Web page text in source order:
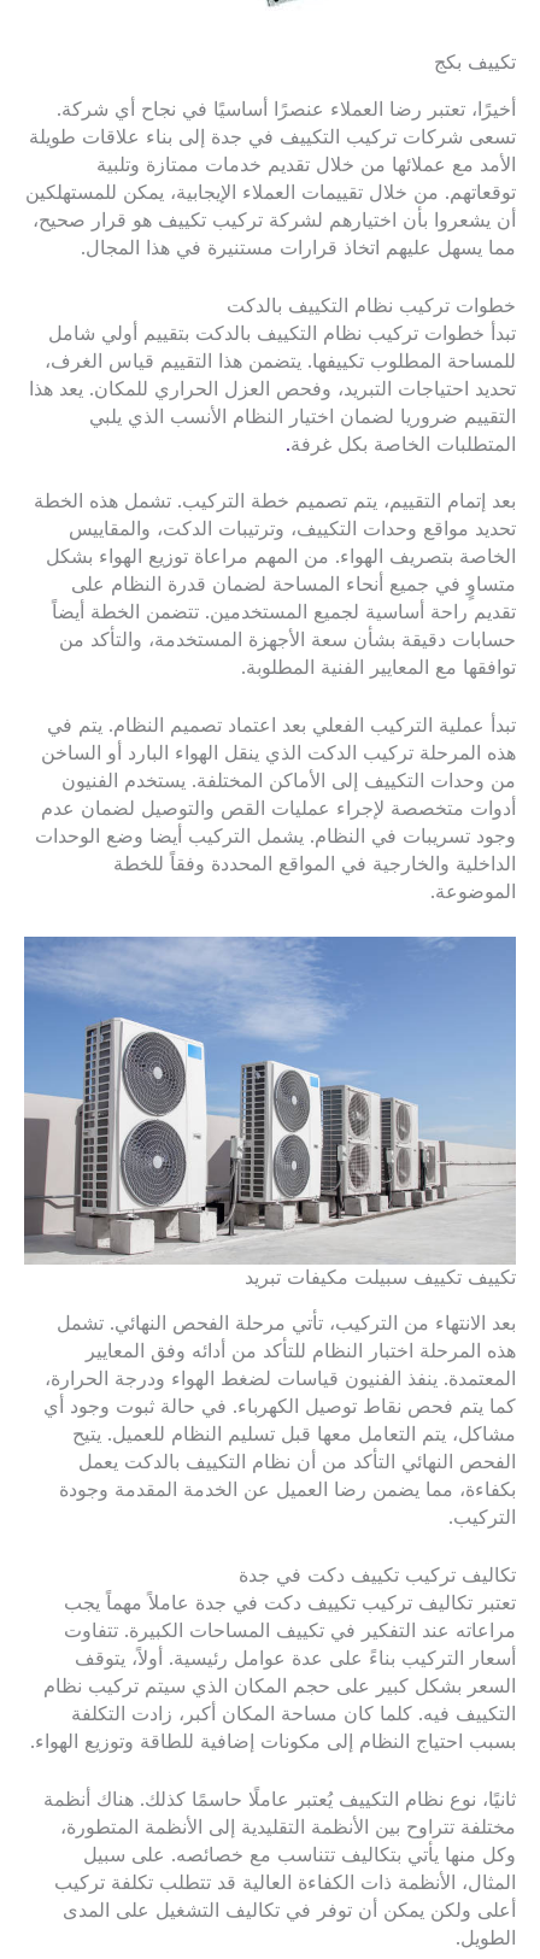
تكييف بكج
أخيرًا، تعتبر رضا العملاء عنصرًا أساسيًا في نجاح أي شركة.
تسعى شركات تركيب التكييف في جدة إلى بناء علاقات طويلة
الأمد مع عملائها من خلال تقديم خدمات ممتازة وتلبية
توقعاتهم. من خلال تقييمات العملاء الإيجابية، يمكن للمستهلكين
أن يشعروا بأن اختيارهم لشركة تركيب تكييف هو قرار صحيح،
مما يسهل عليهم اتخاذ قرارات مستنيرة في هذا المجال.
خطوات تركيب نظام التكييف بالدكت
تبدأ خطوات تركيب نظام التكييف بالدكت بتقييم أولي شامل
للمساحة المطلوب تكييفها. يتضمن هذا التقييم قياس الغرف،
تحديد احتياجات التبريد، وفحص العزل الحراري للمكان. يعد هذا
التقييم ضروريا لضمان اختيار النظام الأنسب الذي يلبي
المتطلبات الخاصة بكل غرفة.
بعد إتمام التقييم، يتم تصميم خطة التركيب. تشمل هذه الخطة
تحديد مواقع وحدات التكييف، وترتيبات الدكت، والمقاييس
الخاصة بتصريف الهواء. من المهم مراعاة توزيع الهواء بشكل
متساوٍ في جميع أنحاء المساحة لضمان قدرة النظام على
تقديم راحة أساسية لجميع المستخدمين. تتضمن الخطة أيضاً
حسابات دقيقة بشأن سعة الأجهزة المستخدمة، والتأكد من
توافقها مع المعايير الفنية المطلوبة.
تبدأ عملية التركيب الفعلي بعد اعتماد تصميم النظام. يتم في
هذه المرحلة تركيب الدكت الذي ينقل الهواء البارد أو الساخن
من وحدات التكييف إلى الأماكن المختلفة. يستخدم الفنيون
أدوات متخصصة لإجراء عمليات القص والتوصيل لضمان عدم
وجود تسريبات في النظام. يشمل التركيب أيضا وضع الوحدات
الداخلية والخارجية في المواقع المحددة وفقاً للخطة
الموضوعة.
تكييف تكييف سبيلت مكيفات تبريد
بعد الانتهاء من التركيب، تأتي مرحلة الفحص النهائي. تشمل
هذه المرحلة اختبار النظام للتأكد من أدائه وفق المعايير
المعتمدة. ينفذ الفنيون قياسات لضغط الهواء ودرجة الحرارة،
كما يتم فحص نقاط توصيل الكهرباء. في حالة ثبوت وجود أي
مشاكل، يتم التعامل معها قبل تسليم النظام للعميل. يتيح
الفحص النهائي التأكد من أن نظام التكييف بالدكت يعمل
بكفاءة، مما يضمن رضا العميل عن الخدمة المقدمة وجودة
التركيب.
تكاليف تركيب تكييف دكت في جدة
تعتبر تكاليف تركيب تكييف دكت في جدة عاملاً مهماً يجب
مراعاته عند التفكير في تكييف المساحات الكبيرة. تتفاوت
أسعار التركيب بناءً على عدة عوامل رئيسية. أولاً، يتوقف
السعر بشكل كبير على حجم المكان الذي سيتم تركيب نظام
التكييف فيه. كلما كان مساحة المكان أكبر، زادت التكلفة
بسبب احتياج النظام إلى مكونات إضافية للطاقة وتوزيع الهواء.
ثانيًا، نوع نظام التكييف يُعتبر عاملًا حاسمًا كذلك. هناك أنظمة
مختلفة تتراوح بين الأنظمة التقليدية إلى الأنظمة المتطورة،
وكل منها يأتي بتكاليف تتناسب مع خصائصه. على سبيل
المثال، الأنظمة ذات الكفاءة العالية قد تتطلب تكلفة تركيب
أعلى ولكن يمكن أن توفر في تكاليف التشغيل على المدى
الطويل.